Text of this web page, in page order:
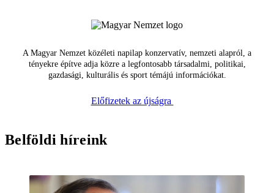
A Magyar Nemzet közéleti napilap konzervatív, nemzeti alapról, a
tényekre építve adja közre a legfontosabb társadalmi, politikai,
gazdasági, kulturális és sport témájú információkat.
Előfizetek az újságra
Belföldi híreink